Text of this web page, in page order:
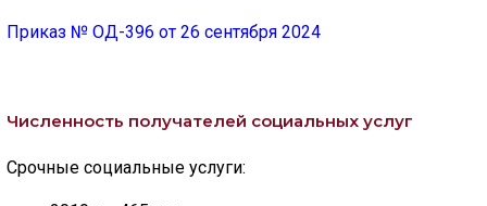
Приказ № ОД-396 от 26 сентября 2024
Численность получателей социальных услуг
Срочные социальные услуги: